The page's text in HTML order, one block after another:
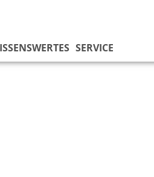
SERVICE